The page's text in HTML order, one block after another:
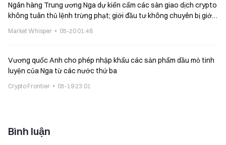
Ngân hàng Trung ương Nga dự kiến cấm các sàn giao dịch crypto
không tuân thủ lệnh trừng phạt; giới đầu tư không chuyên bị giới
Market Whisper 05-20 01:48
Vương quốc Anh cho phép nhập khẩu các sản phẩm dầu mỏ tinh
luyện của Nga từ các nước thứ ba
Crypto Frontier 05-19 23:01
Bình luận